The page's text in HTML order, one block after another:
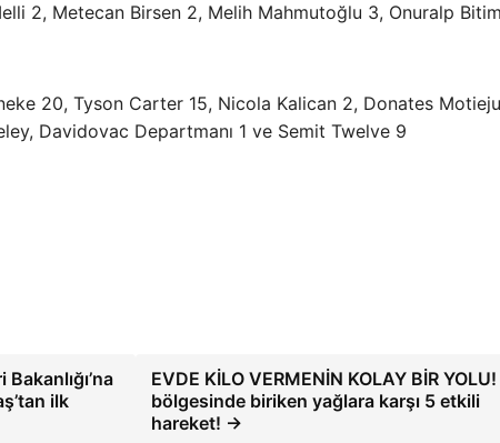
2, Metecan Birsen 2, Melih Mahmutoğlu 3, Onuralp Bitim
20, Tyson Carter 15, Nicola Kalican 2, Donates
Davidovac Departmanı 1 ve Semit Twelve 9
ilk
EVDE KİLO VERMENİN KOLAY BİR
bölgesinde biriken yağlara karşı 5 etkili
hareket! →